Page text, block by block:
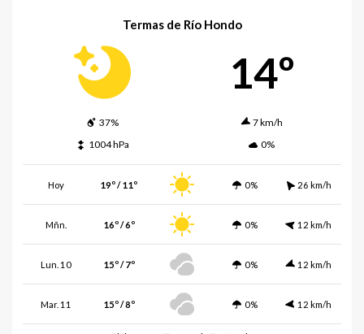
Termas de Río Hondo
14º
37%
7 km/h
1004 hPa
0%
Hoy 19º / 11º 0% 26 km/h
Mñn. 16º / 6º 0% 12 km/h
Lun. 10 15º / 7º 0% 12 km/h
Mar. 11 15º / 8º 0% 12 km/h